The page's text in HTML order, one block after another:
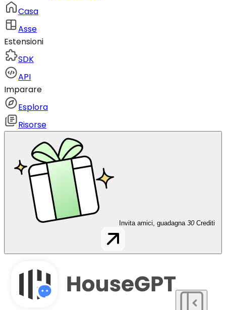
Casa
Asse
Estensioni
SDK
API
Imparare
Esplora
Risorse
Invita amici, guadagna 30 Crediti